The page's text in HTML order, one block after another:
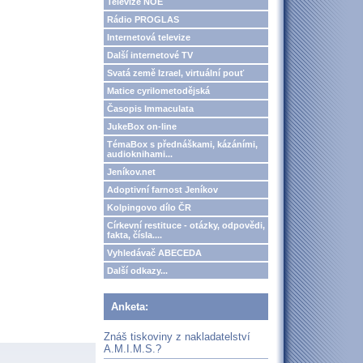
Rádio PROGLAS
Internetová televize
Další internetové TV
Svatá země Izrael, virtuální pouť
Matice cyrilometodějská
Časopis Immaculata
JukeBox on-line
TémaBox s přednáškami, kázáními,
audioknihami...
Jeníkov.net
Adoptivní farnost Jeníkov
Kolpingovo dílo ČR
Církevní restituce - otázky, odpovědi,
fakta, čísla....
Vyhledávač ABECEDA
Další odkazy...
Anketa:
Znáš tiskoviny z nakladatelství
A.M.I.M.S.?